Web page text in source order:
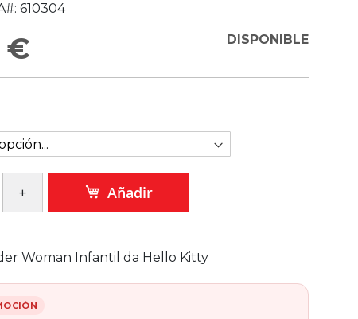
610304
€ DISPONIBLE
Añadir
Woman Infantil da Hello Kitty